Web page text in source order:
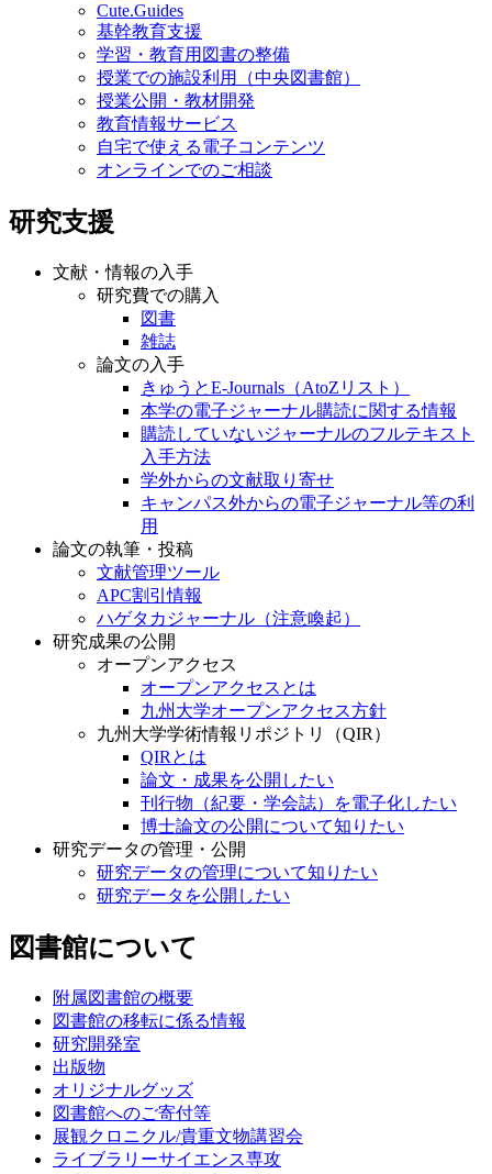
Cute.Guides
基幹教育支援
学習・教育用図書の整備
授業での施設利用（中央図書館）
授業公開・教材開発
教育情報サービス
自宅で使える電子コンテンツ
オンラインでのご相談
研究支援
文献・情報の入手
研究費での購入
図書
雑誌
論文の入手
きゅうとE-Journals（AtoZリスト）
本学の電子ジャーナル購読に関する情報
購読していないジャーナルのフルテキスト
入手方法
学外からの文献取り寄せ
キャンパス外からの電子ジャーナル等の利
用
論文の執筆・投稿
文献管理ツール
APC割引情報
ハゲタカジャーナル（注意喚起）
研究成果の公開
オープンアクセス
オープンアクセスとは
九州大学オープンアクセス方針
九州大学学術情報リポジトリ（QIR）
QIRとは
論文・成果を公開したい
刊行物（紀要・学会誌）を電子化したい
博士論文の公開について知りたい
研究データの管理・公開
研究データの管理について知りたい
研究データを公開したい
図書館について
附属図書館の概要
図書館の移転に係る情報
研究開発室
出版物
オリジナルグッズ
図書館へのご寄付等
展観クロニクル/貴重文物講習会
ライブラリーサイエンス専攻